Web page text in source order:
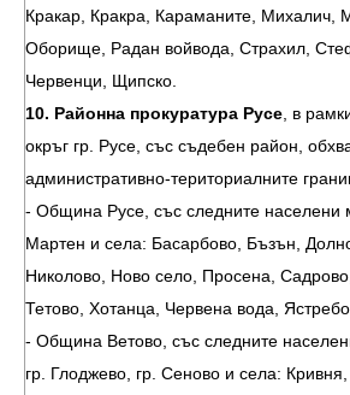
Кракар, Кракра, Караманите, Михалич,
Оборище, Радан войвода, Страхил,
Червенци, Щипско.
10. Районна прокуратура Русе , в
окръг гр. Русе, със съдебен район,
административно-териториалните
- Община Русе, със следните населени
Мартен и села: Басарбово, Бъзън,
Николово, Ново село, Просена,
Тетово, Хотанца, Червена вода,
- Община Ветово, със следните
гр. Глоджево, гр. Сеново и села: